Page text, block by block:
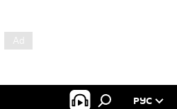
РУС